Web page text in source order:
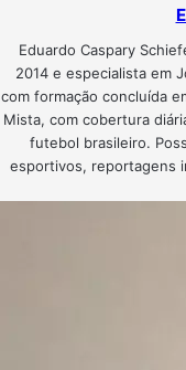
Eduardo Caspary
2014 e especialista em
com formação concluída
Mista, com cobertura
futebol brasileiro.
esportivos, reportagens